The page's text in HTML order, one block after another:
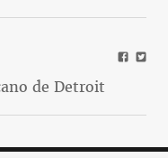
de Detroit